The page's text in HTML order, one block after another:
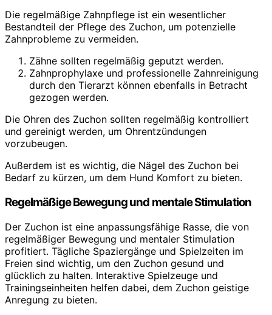
Die regelmäßige Zahnpflege ist ein wesentlicher
Bestandteil der Pflege des Zuchon, um potenzielle
Zahnprobleme zu vermeiden.
Zähne sollten regelmäßig geputzt werden.
Zahnprophylaxe und professionelle Zahnreinigung
durch den Tierarzt können ebenfalls in Betracht
gezogen werden.
Die Ohren des Zuchon sollten regelmäßig kontrolliert
und gereinigt werden, um Ohrentzündungen
vorzubeugen.
Außerdem ist es wichtig, die Nägel des Zuchon bei
Bedarf zu kürzen, um dem Hund Komfort zu bieten.
Regelmäßige Bewegung und mentale Stimulation
Der Zuchon ist eine anpassungsfähige Rasse, die von
regelmäßiger Bewegung und mentaler Stimulation
profitiert. Tägliche Spaziergänge und Spielzeiten im
Freien sind wichtig, um den Zuchon gesund und
glücklich zu halten. Interaktive Spielzeuge und
Trainingseinheiten helfen dabei, dem Zuchon geistige
Anregung zu bieten.